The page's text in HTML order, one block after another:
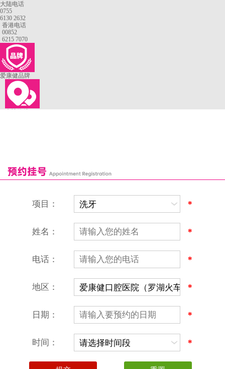
大陆电话
0755
6130 2632
香港电话
00852
6215 7070
爱康健品牌
恒乐口腔诊所
富港口腔诊所
营业时间：9:00-18:00
（节假日照常上班）
微信线上预约：aikangjian1995
微信小程序：爱康健齿科
本网站信息仅供参考，不作为诊疗及医疗根据
项目： *
姓名： *
电话： *
地区： *
日期： *
时间： *